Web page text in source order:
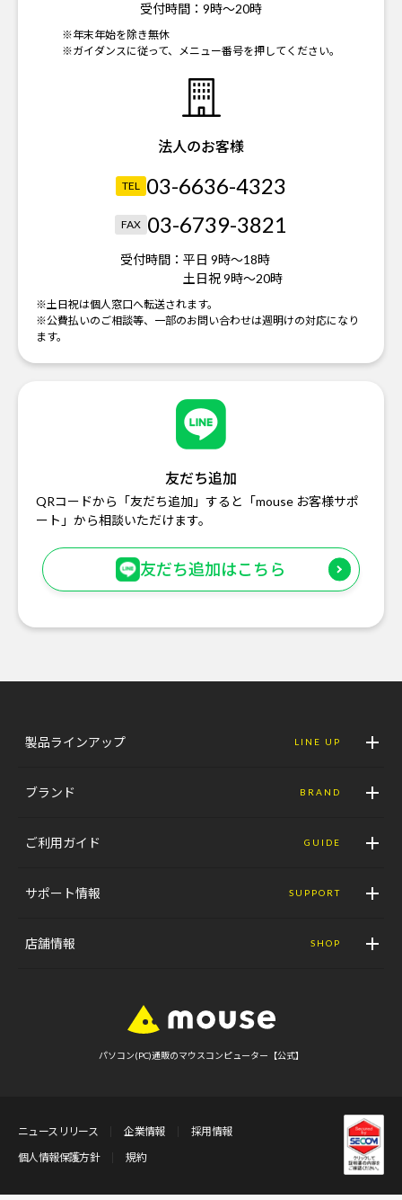
受付時間： 9時～20時
※年末年始を除き無休
※ガイダンスに従って、メニュー番号を押してください。
法人のお客様
TEL 03-6636-4323
FAX 03-6739-3821
受付時間： 平日 9時～18時
土日祝 9時～20時
※土日祝は個人窓口へ転送されます。
※公費払いのご相談等、一部のお問い合わせは週明けの対応になり
ます。
友だち追加
QRコードから「友だち追加」すると「mouse お客様サポ
ート」から相談いただけます。
友だち追加はこちら
製品ラインアップ LINE UP
ブランド BRAND
ご利用ガイド GUIDE
サポート情報 SUPPORT
店舗情報 SHOP
パソコン(PC)通販のマウスコンピューター【公式】
ニュースリリース 企業情報
採用情報
個人情報保護方針
規約